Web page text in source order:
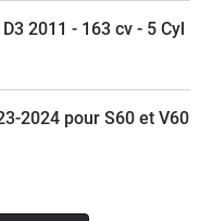
2011 - 163 cv - 5 Cyl
2024 pour S60 et V60